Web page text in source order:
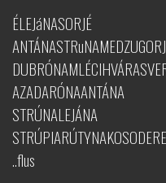
ÉLEJáNASORJÉ
AZADARÓNAANTÁNA
STRÚNALEJÁNA
..flus